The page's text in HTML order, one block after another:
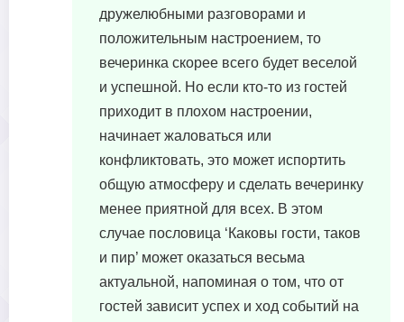
дружелюбными разговорами и
положительным настроением, то
вечеринка скорее всего будет веселой
и успешной. Но если кто-то из гостей
приходит в плохом настроении,
начинает жаловаться или
конфликтовать, это может испортить
общую атмосферу и сделать вечеринку
менее приятной для всех. В этом
случае пословица ‘Каковы гости, таков
и пир’ может оказаться весьма
актуальной, напоминая о том, что от
гостей зависит успех и ход событий на